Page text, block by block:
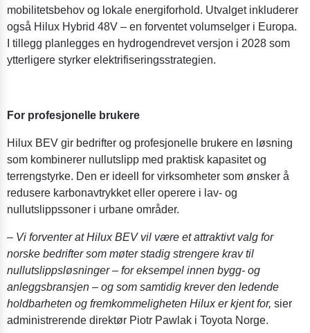
mobilitetsbehov og lokale energiforhold. Utvalget inkluderer
også Hilux Hybrid 48V – en forventet volumselger i Europa.
I tillegg planlegges en hydrogendrevet versjon i 2028 som
ytterligere styrker elektrifiseringsstrategien.
For profesjonelle brukere
Hilux BEV gir bedrifter og profesjonelle brukere en løsning
som kombinerer nullutslipp med praktisk kapasitet og
terrengstyrke. Den er ideell for virksomheter som ønsker å
redusere karbonavtrykket eller operere i lav- og
nullutslippssoner i urbane områder.
– Vi forventer at Hilux BEV vil være et attraktivt valg for
norske bedrifter som møter stadig strengere krav til
nullutslippsløsninger – for eksempel innen bygg- og
anleggsbransjen – og som samtidig krever den ledende
holdbarheten og fremkommeligheten Hilux er kjent for, sier
administrerende direktør Piotr Pawlak i Toyota Norge.